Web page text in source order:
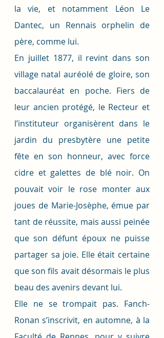
la vie, et notamment Léon Le
Dantec, un Rennais orphelin de
père, comme lui.
En juillet 1877, il revint dans son
village natal auréolé de gloire, son
baccalauréat en poche. Fiers de
leur ancien protégé, le Recteur et
l’instituteur organisèrent dans le
jardin du presbytère une petite
fête en son honneur, avec force
cidre et galettes de blé noir. On
pouvait voir le rose monter aux
joues de Marie-Josèphe, émue par
tant de réussite, mais aussi peinée
que son défunt époux ne puisse
partager sa joie. Elle était certaine
que son fils avait désormais le plus
beau des avenirs devant lui.
Elle ne se trompait pas. Fanch-
Ronan s’inscrivit, en automne, à la